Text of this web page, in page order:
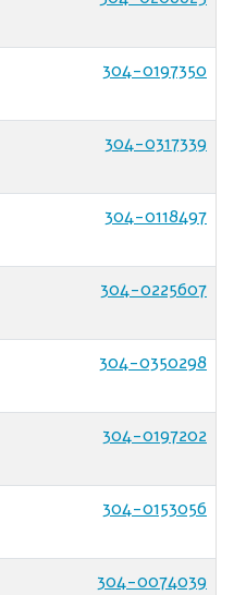
304-0197350
304-0317339
304-0118497
304-0225607
304-0350298
304-0197202
304-0153056
304-0074039